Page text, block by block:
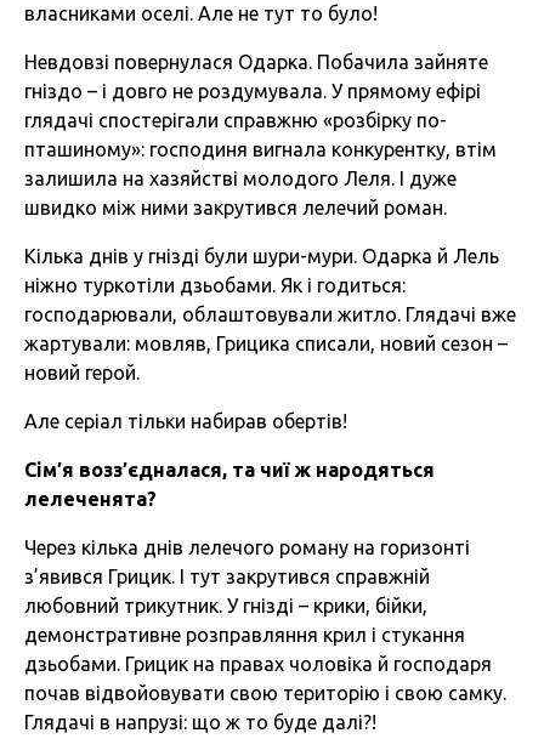
власниками оселі. Але не тут то було!
Невдовзі повернулася Одарка. Побачила зайняте
гніздо – і довго не роздумувала. У прямому ефірі
глядачі спостерігали справжню «розбірку по-
пташиному»: господиня вигнала конкурентку, втім
залишила на хазяйстві молодого Леля. І дуже
швидко між ними закрутився лелечий роман.
Кілька днів у гнізді були шури-мури. Одарка й Лель
ніжно туркотіли дзьобами. Як і годиться:
господарювали, облаштовували житло. Глядачі вже
жартували: мовляв, Грицика списали, новий сезон –
новий герой.
Але серіал тільки набирав обертів!
Сім′я возз′єдналася, та чиї ж народяться
лелеченята?
Через кілька днів лелечого роману на горизонті
з’явився Грицик. І тут закрутився справжній
любовний трикутник. У гнізді – крики, бійки,
демонстративне розправляння крил і стукання
дзьобами. Грицик на правах чоловіка й господаря
почав відвойовувати свою територію і свою самку.
Глядачі в напрузі: що ж то буде далі?!